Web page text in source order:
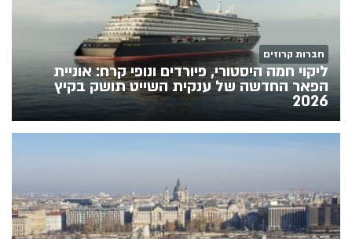
חברות קרוזים
ליקוי חמה היסטורי, פיורדים ונופי קרח: אוניית
הפאר החדשה של ענקית השייט תושק בקיץ
2026